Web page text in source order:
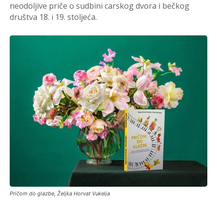
neodoljive priče o sudbini carskog dvora i bečkog
društva 18. i 19. stoljeća.
Pričom do glazbe, Željka Horvat Vukelja